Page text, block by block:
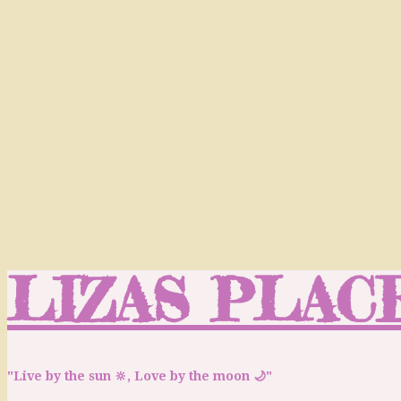
LIZAS
"Live by the sun 🔆, Love by the moon 🌙"